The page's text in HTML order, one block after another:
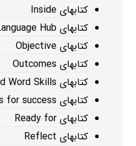
کتابهای Inside
کتابهای Language Hub
کتابهای Objective
کتابهای Outcomes
کتابهای Oxford Word Skills
کتابهای Q skills for success
کتابهای Ready for
کتابهای Reflect